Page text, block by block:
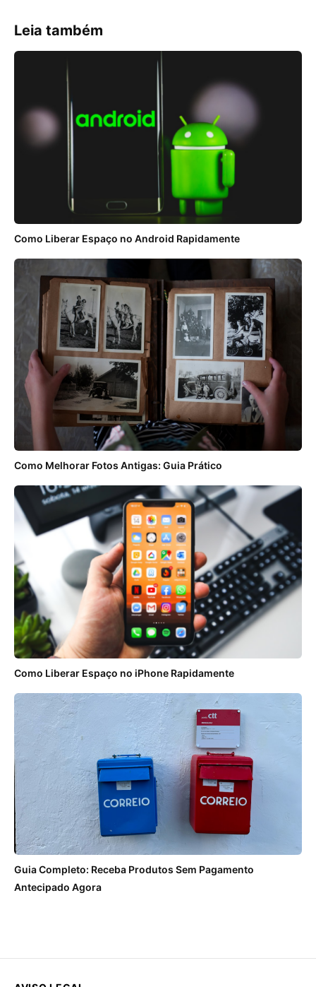
Leia também
Como Liberar Espaço no Android Rapidamente
Como Melhorar Fotos Antigas: Guia Prático
Como Liberar Espaço no iPhone Rapidamente
Guia Completo: Receba Produtos Sem Pagamento
Antecipado Agora